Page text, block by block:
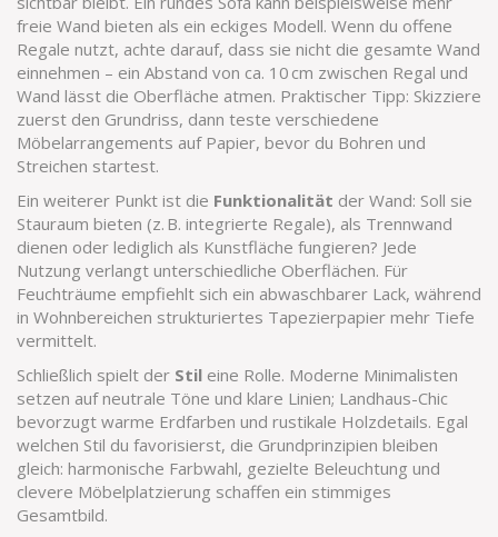
freie Wand bieten als ein eckiges Modell. Wenn du offene
Regale nutzt, achte darauf, dass sie nicht die gesamte Wand
einnehmen – ein Abstand von ca. 10 cm zwischen Regal und
Wand lässt die Oberfläche atmen. Praktischer Tipp: Skizziere
zuerst den Grundriss, dann teste verschiedene
Möbelarrangements auf Papier, bevor du Bohren und
Streichen startest.
Ein weiterer Punkt ist die Funktionalität der Wand: Soll sie
Stauraum bieten (z. B. integrierte Regale), als Trennwand
dienen oder lediglich als Kunstfläche fungieren? Jede
Nutzung verlangt unterschiedliche Oberflächen. Für
Feuchträume empfiehlt sich ein abwaschbarer Lack, während
in Wohnbereichen strukturiertes Tapezierpapier mehr Tiefe
vermittelt.
Schließlich spielt der Stil eine Rolle. Moderne Minimalisten
setzen auf neutrale Töne und klare Linien; Landhaus-Chic
bevorzugt warme Erdfarben und rustikale Holzdetails. Egal
welchen Stil du favorisierst, die Grundprinzipien bleiben
gleich: harmonische Farbwahl, gezielte Beleuchtung und
clevere Möbelplatzierung schaffen ein stimmiges
Gesamtbild.